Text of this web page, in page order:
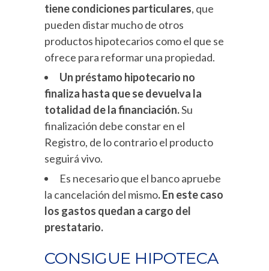
tiene condiciones particulares, que
pueden distar mucho de otros
productos hipotecarios como el que se
ofrece para reformar una propiedad.
Un préstamo hipotecario no
finaliza hasta que se devuelva la
totalidad de la financiación.Su
finalización debe constar en el
Registro, de lo contrario el producto
seguirá vivo.
Es necesario que el banco apruebe
la cancelación del mismo. En este caso
los gastos quedan a cargo del
prestatario.
CONSIGUE HIPOTECA